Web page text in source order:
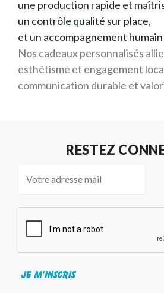
une production rapide et
un contrôle qualité sur place,
et un accompagnement
Nos cadeaux personnalisés
esthétisme et engagement
communication durable et
RESTEZ
JE M'INSCRIS